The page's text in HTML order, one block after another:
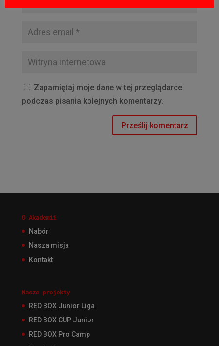
Zapamiętaj moje dane w tej przeglądarce
podczas pisania kolejnych komentarzy.
O Akademii
Nabór
Nasza misja
Kontakt
Nasze projekty
RED BOX Junior Liga
RED BOX CUP Junior
RED BOX Pro Camp